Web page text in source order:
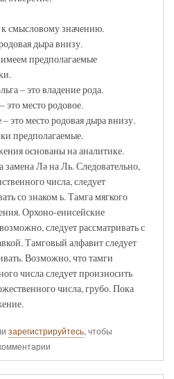
смысловому значению.
дыра внизу.
предполагаемые
– это владение рода.
это место родовое.
это место родовая дыра внизу.
предполагаемые.
основаны на аналитике.
Лә на Ль. Следовательно,
числа, следует
со знаком ь. Тамга мягкого
Орхоно-енисейские
следует рассматривать с
Тамговый алфавит следует
Возможно, что тамги
числа следует произносить
числа, грубо. Пока
зарегистрируйтесь, чтобы